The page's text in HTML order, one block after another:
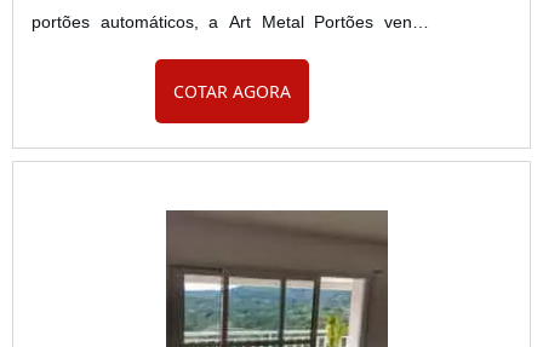
disso, nossa equipe está capacitada para realizar
que os sistemas de segurança permaneçam
em condições ideais não apenas protege vidas,
portas corta-fogo da JCL, você assegura um
portões automáticos, a Art Metal Portões vende
motor para portão basculante. A Art Metal Portões
trabalha com as principais marcas do mercado:
possui e possui certificação INMETRO. A Garen foi
fundada em 1999 na cidade de Ga....
COTAR AGORA